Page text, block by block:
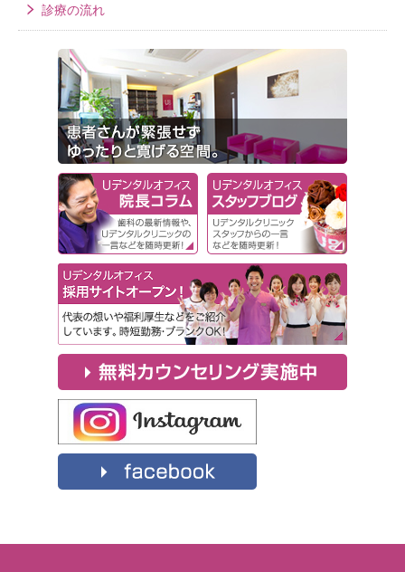
診療の流れ